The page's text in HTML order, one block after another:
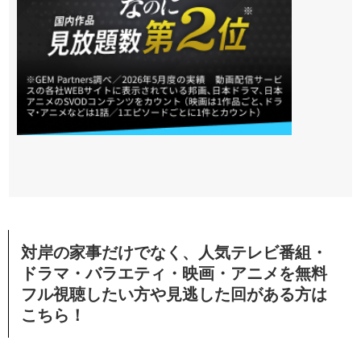
対岸の家事だけでなく、人気テレビ番組・
ドラマ・バラエティ・映画・アニメを無料
フル視聴したい方や見逃した回がある方は
こちら！